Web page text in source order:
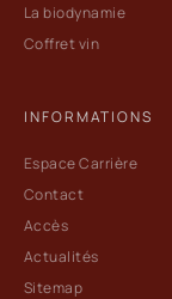
La biodynamie
Coffret vin
INFORMATIONS
Espace Carrière
Contact
Accès
Actualités
Sitemap